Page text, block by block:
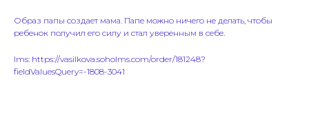
Образ папы создает мама. Папе можно ничего не делать, чтобы
ребенок получил его силу и стал уверенным в себе.
lms: https://vasilkova.soholms.com/order/181248?
fieldValuesQuery=-1808-3041